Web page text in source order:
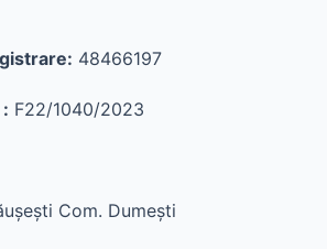
48466197
F22/1040/2023
Com. Dumeşti